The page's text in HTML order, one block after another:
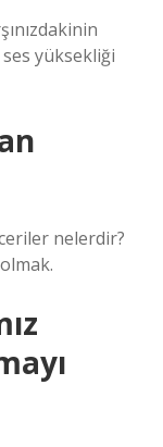
yüksekliği
nelerdir?